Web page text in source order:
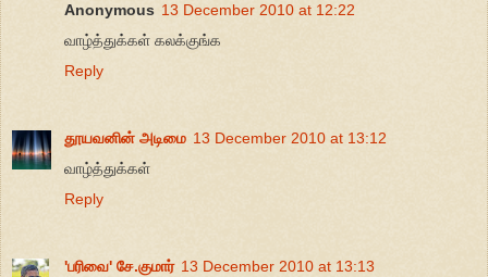
Anonymous 13 December 2010 at 12:22
வாழ்த்துக்கள் கலக்குங்க
Reply
தூயவனின் அடிமை 13 December 2010 at 13:12
வாழ்த்துக்கள்
Reply
'பரிவை' சே.குமார் 13 December 2010 at 13:13